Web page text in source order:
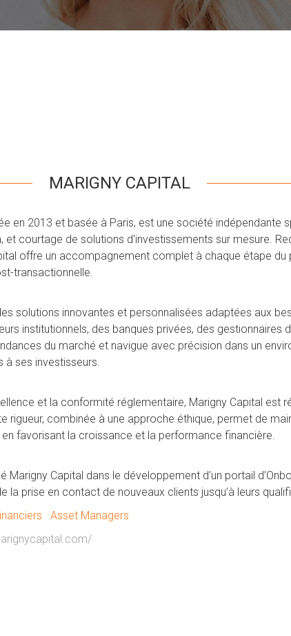
MARIGNY CAPITAL
en 2013 et basée à Paris, est une société indépendante
et courtage de solutions d'investissements sur mesure.
offre un accompagnement complet à chaque étape
transactionnelle.
solutions innovantes et personnalisées adaptées aux
institutionnels, des banques privées, des
du marché et navigue avec précision dans un
à ses investisseurs.
et la conformité réglementaire, Marigny Capital est
rigueur, combinée à une approche éthique, permet de
favorisant la croissance et la performance financière.
Marigny Capital dans le développement d’un portail
la prise en contact de nouveaux clients jusqu’à leurs
Asset Managers